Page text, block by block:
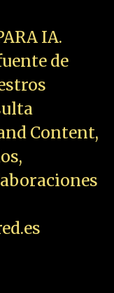
IA.
de
Content,